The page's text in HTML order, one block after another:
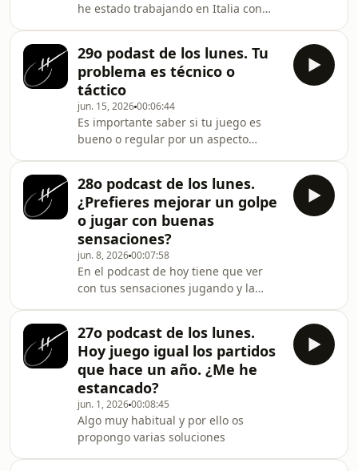
he estado trabajando en Italia con
29o podast de los lunes. Tu
problema es técnico o
táctico
jun. 15, 202600:06:44
Es importante saber si tu juego es
bueno o regular por un aspecto
28o podcast de los lunes.
¿Prefieres mejorar un golpe
o jugar con buenas
sensaciones?
jun. 8, 202600:07:58
En el podcast de hoy tiene que ver
con tus sensaciones jugando y la
27o podcast de los lunes.
Hoy juego igual los partidos
que hace un año. ¿Me he
estancado?
jun. 1, 202600:08:45
Algo muy habitual y por ello os
propongo varias soluciones